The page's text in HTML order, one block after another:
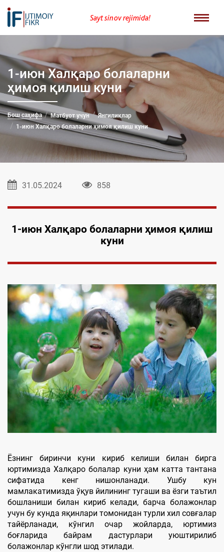
Sayt sinov rejimida!
1-июн Халқаро болаларни
ҳимоя қилиш куни
Бош саҳифа Матбуот учун
Янгиликлар
1-июн Халқаро болаларни ҳимоя қилиш куни
31.05.2024 858
1-июн Халқаро болаларни ҳимоя қилиш
куни
Ёзнинг биринчи куни кириб келиши билан бирга
юртимизда Халқаро болалар куни ҳам катта тантана
сифатида кенг нишонланади. Ушбу кун
мамлакатимизда ўқув йилининг тугаши ва ёзги таътил
бошланиши билан кириб келади, барча болажонлар
учун бу кунда яқинлари томонидан турли хил совғалар
тайёрланади, кўнгил очар жойларда, юртимиз
боғларида байрам дастурлари уюштирилиб
болажонлар кўнгли шод этилади.